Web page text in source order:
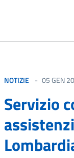
NOTIZIE 05 GEN
Servizio